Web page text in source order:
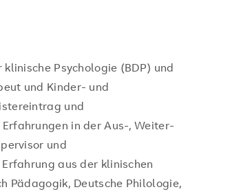
Psychologie (BDP) und
und Kinder- und
und
in der Aus-, Weiter-
und
aus der klinischen
Pädagogik, Deutsche Philologie,